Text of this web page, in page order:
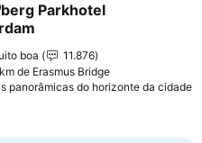
aos favoritos
Parkhotel
boa
11.876
de Erasmus Bridge
panorâmicas do horizonte da cidade